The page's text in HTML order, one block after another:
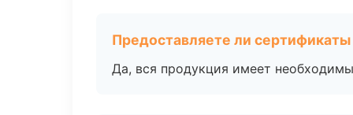
Предоставляете ли
Да, вся продукция имеет